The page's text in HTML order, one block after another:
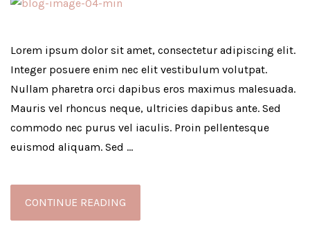
Lorem ipsum dolor sit amet, consectetur adipiscing elit.
Integer posuere enim nec elit vestibulum volutpat.
Nullam pharetra orci dapibus eros maximus malesuada.
Mauris vel rhoncus neque, ultricies dapibus ante. Sed
commodo nec purus vel iaculis. Proin pellentesque
euismod aliquam. Sed …
CONTINUE READING